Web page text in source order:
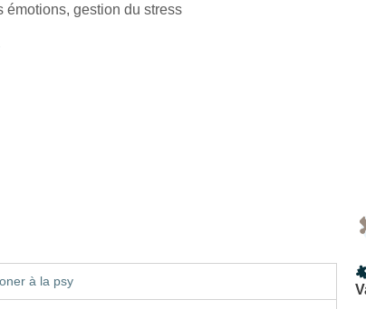
émotions, gestion du stress
à la psy